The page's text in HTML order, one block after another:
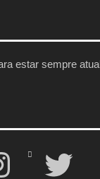
estar sempre
Twitter